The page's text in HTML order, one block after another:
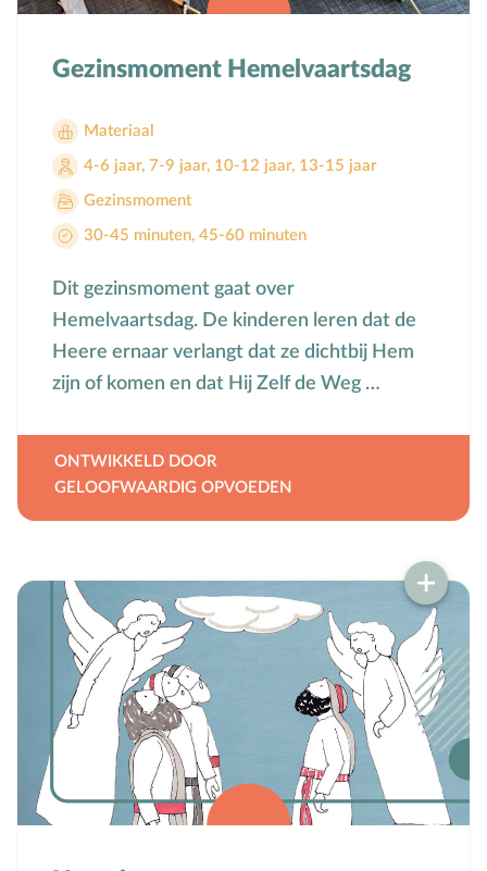
Opvoedstijl
Ouderschap
Pasen
Peuter
Pinksteren
Probleemgedrag
Sociaal-emotionele ontwikkeling
Straffen en belonen
Taakverdeling
Talenten
Vader-kindrelatie
Vakantie
Verhuizen
Verliefdheid
Verlies
Gezinsmoment Hemelvaartsdag
Materiaal
4-6 jaar, 7-9 jaar, 10-12 jaar, 13-15 jaar
Gezinsmoment
30-45 minuten, 45-60 minuten
Dit gezinsmoment gaat over
Hemelvaartsdag. De kinderen leren dat de
Heere ernaar verlangt dat ze dichtbij Hem
zijn of komen en dat Hij Zelf de Weg …
ONTWIKKELD DOOR
GELOOFWAARDIG OPVOEDEN